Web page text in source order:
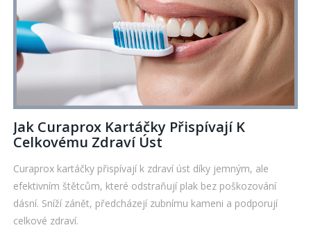
Jak Curaprox Kartáčky Přispívají K
Celkovému Zdraví Úst
Curaprox kartáčky přispívají k zdraví úst díky jemným, ale
efektivním štětcům, které odstraňují plak bez poškozování
dásní. Sníží zánět, předcházejí zubnímu kameni a podporují
celkové zdraví.